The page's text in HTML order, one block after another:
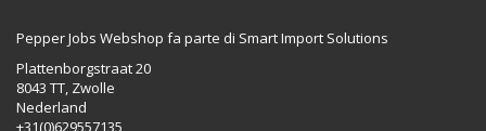
Pepper Jobs Webshop fa parte di Smart Import Solutions
Plattenborgstraat 20
8043 TT, Zwolle
Nederland
+31(0)629557135